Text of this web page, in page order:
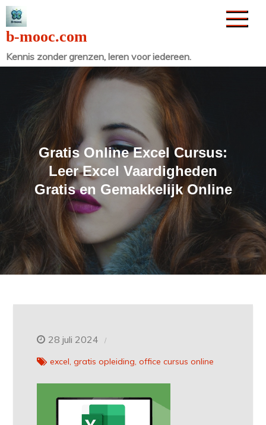
Naar
de
inhoud
gaan
b-mooc.com
Kennis zonder grenzen, leren voor iedereen.
Gratis Online Excel Cursus:
Leer Excel Vaardigheden
Gratis en Gemakkelijk Online
28 juli 2024
excel gratis opleiding office cursus online